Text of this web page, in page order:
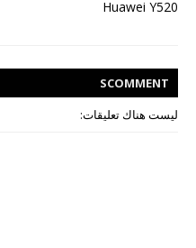
Huawei Y520
COMMENT
S
ليست هناك تعليقات: